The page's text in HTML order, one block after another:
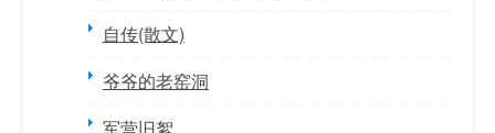
自传(散文)
爷爷的老窑洞